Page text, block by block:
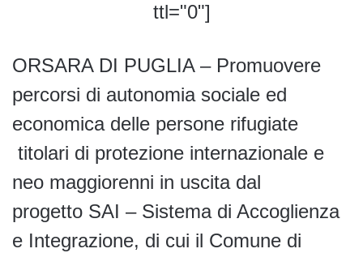
ttl="0"]
ORSARA DI PUGLIA – Promuovere
percorsi di autonomia sociale ed
economica delle persone rifugiate
titolari di protezione internazionale e
neo maggiorenni in uscita dal
progetto SAI – Sistema di Accoglienza
e Integrazione, di cui il Comune di